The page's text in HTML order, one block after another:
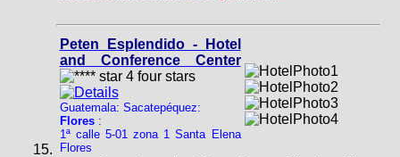
Peten Esplendido - Hotel
and Conference Center
Guatemala: Sacatepéquez:
Flores:
1ª calle 5-01 zona 1 Santa Elena
Flores